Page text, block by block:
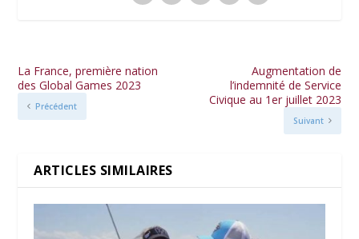
La France, première nation
des Global Games 2023
Précédent
Augmentation de
l’indemnité de Service
Civique au 1er juillet 2023
Suivant
ARTICLES SIMILAIRES